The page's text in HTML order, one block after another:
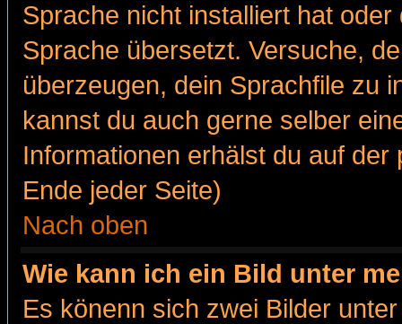
Sprache nicht installiert hat
Sprache übersetzt. Versuche,
überzeugen, dein Sprachfile zu
kannst du auch gerne selber
Informationen erhälst du auf
Ende jeder Seite)
Nach oben
Wie kann ich ein Bild unter
Es könenn sich zwei Bilder